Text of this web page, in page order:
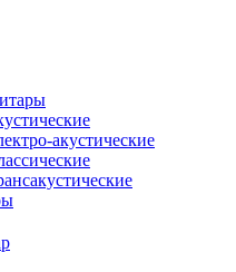
акустические